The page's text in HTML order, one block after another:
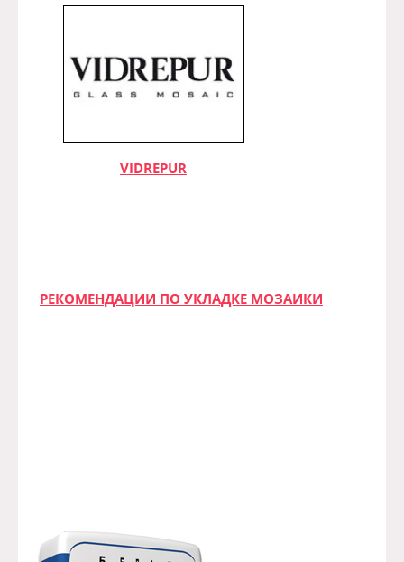
VIDREPUR
РЕКОМЕНДАЦИИ ПО УКЛАДКЕ МОЗАИКИ